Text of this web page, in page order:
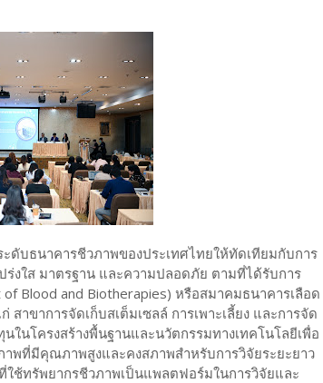
ดับธนาคารชีวภาพของประเทศไทยให้ทัดเทียมกับการ
งใส มาตรฐาน และความปลอดภัย ตามที่ได้รับการ
Blood and Biotherapies) หรือสมาคมธนาคารเลือด
าขาการจัดเก็บสเต็มเซลล์ การเพาะเลี้ยง และการจัด
ในโครงสร้างพื้นฐานและนวัตกรรมทางเทคโนโลยีเพื่อ
พที่มีคุณภาพสูงและคงสภาพสำหรับการวิจัยระยะยาว
ช้ทรัพยากรชีวภาพเป็นแพลตฟอร์มในการวิจัยและ